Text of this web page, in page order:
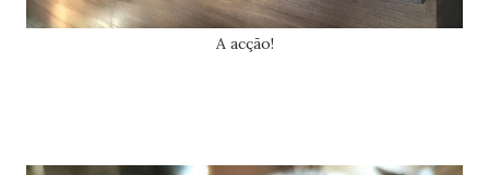
A acção!